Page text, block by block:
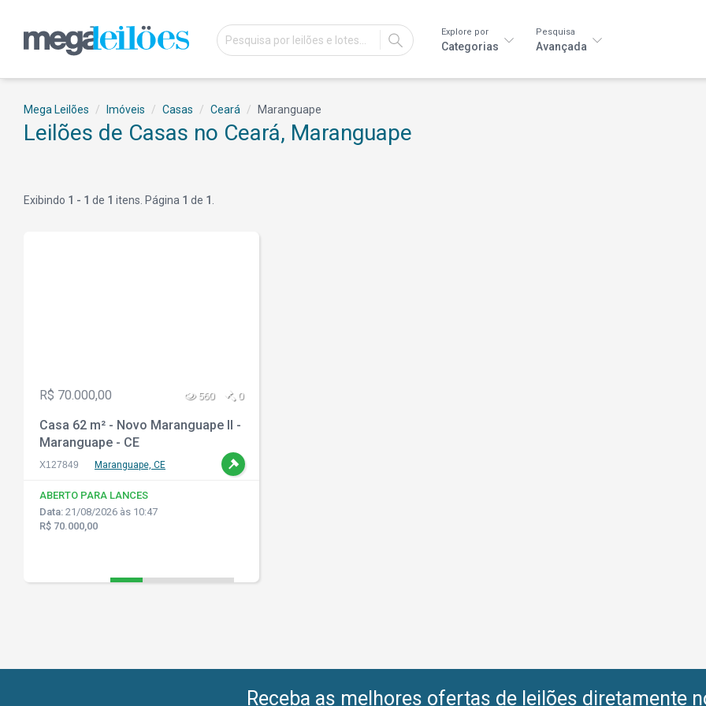
IR
Explore por
Categorias
Pesquisa
Avançada
Mega Leilões Imóveis Casas Ceará Maranguape
Leilões de Casas no Ceará, Maranguape
Exibindo 1 - 1 de 1 itens. Página 1 de 1
R$ 70.000,00 560 0
Casa 62 m² - Novo Maranguape II -
Maranguape - CE
X127849 Maranguape, CE
ABERTO PARA LANCES
Data: 21/08/2026 às 10:47
R$ 70.000,00
Receba as melhores ofertas de leilões diretamente